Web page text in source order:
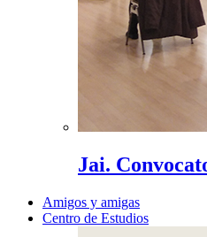
Jai.
Amigos y amigas
Centro de Estudios